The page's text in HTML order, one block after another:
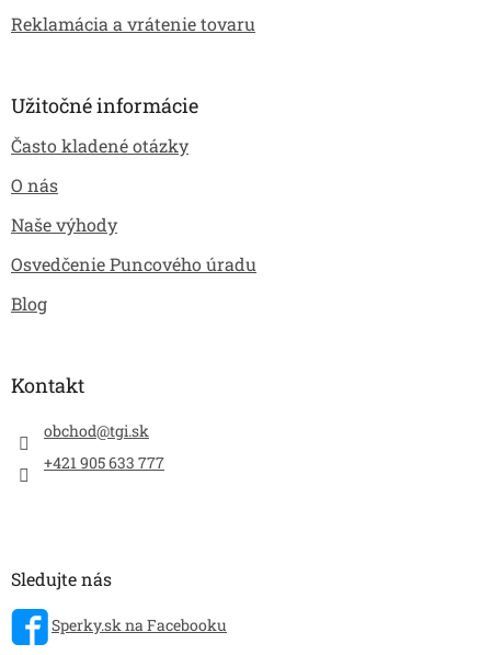
Reklamácia a vrátenie tovaru
Užitočné informácie
Často kladené otázky
O nás
Naše výhody
Osvedčenie Puncového úradu
Blog
Kontakt
obchod@tgi.sk
+421 905 633 777
Sledujte nás
Sperky.sk na Facebooku